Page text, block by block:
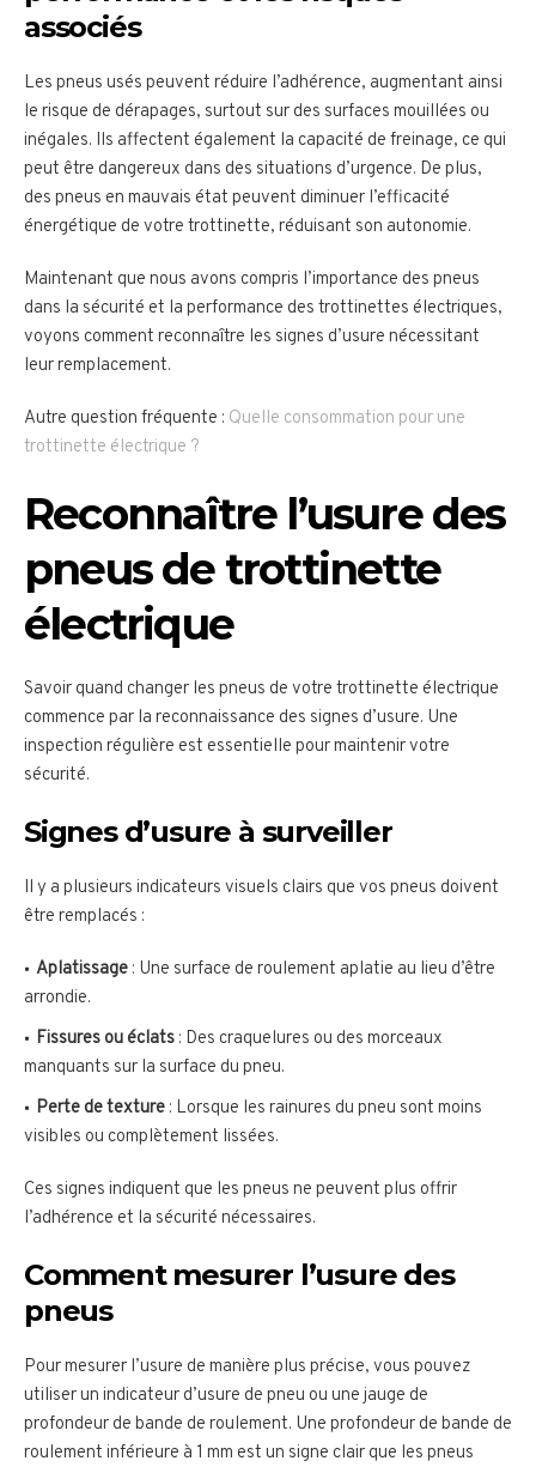
associés
Les pneus usés peuvent réduire l’adhérence, augmentant ainsi
le risque de dérapages, surtout sur des surfaces mouillées ou
inégales. Ils affectent également la capacité de freinage, ce qui
peut être dangereux dans des situations d’urgence. De plus,
des pneus en mauvais état peuvent diminuer l’efficacité
énergétique de votre trottinette, réduisant son autonomie.
Maintenant que nous avons compris l’importance des pneus
dans la sécurité et la performance des trottinettes électriques,
voyons comment reconnaître les signes d’usure nécessitant
leur remplacement.
Autre question fréquente : Quelle consommation pour une
trottinette électrique ?
Reconnaître l’usure des
pneus de trottinette
électrique
Savoir quand changer les pneus de votre trottinette électrique
commence par la reconnaissance des signes d’usure. Une
inspection régulière est essentielle pour maintenir votre
sécurité.
Signes d’usure à surveiller
Il y a plusieurs indicateurs visuels clairs que vos pneus doivent
être remplacés :
Aplatissage : Une surface de roulement aplatie au lieu d’être
arrondie.
Fissures ou éclats : Des craquelures ou des morceaux
manquants sur la surface du pneu.
Perte de texture : Lorsque les rainures du pneu sont moins
visibles ou complètement lissées.
Ces signes indiquent que les pneus ne peuvent plus offrir
l’adhérence et la sécurité nécessaires.
Comment mesurer l’usure des
pneus
Pour mesurer l’usure de manière plus précise, vous pouvez
utiliser un indicateur d’usure de pneu ou une jauge de
profondeur de bande de roulement. Une profondeur de bande de
roulement inférieure à 1 mm est un signe clair que les pneus